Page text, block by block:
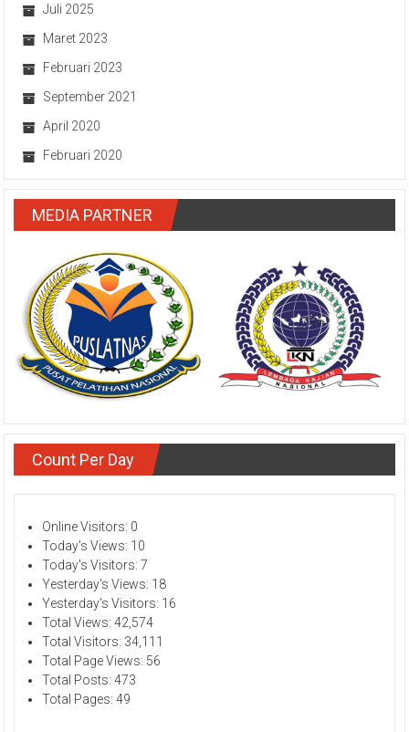
Juli 2025
Maret 2023
Februari 2023
September 2021
April 2020
Februari 2020
MEDIA PARTNER
Count Per Day
Online Visitors: 0
Today's Views: 10
Today's Visitors:7
Yesterday's Views: 18
Yesterday's Visitors: 16
Total Views:42,574
Total Visitors: 34,111
Total Page Views: 56
Total Posts:473
Total Pages:49